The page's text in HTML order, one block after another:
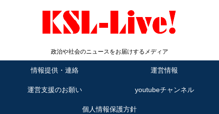
政治や社会のニュースをお届けするメディア
情報提供・連絡 運営情報
運営支援のお願い youtubeチャンネル
個人情報保護方針